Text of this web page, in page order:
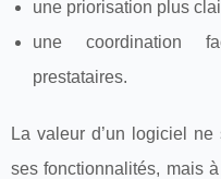
une priorisation plus
une coordination
prestataires.
La valeur d’un logiciel
ses fonctionnalités, mais